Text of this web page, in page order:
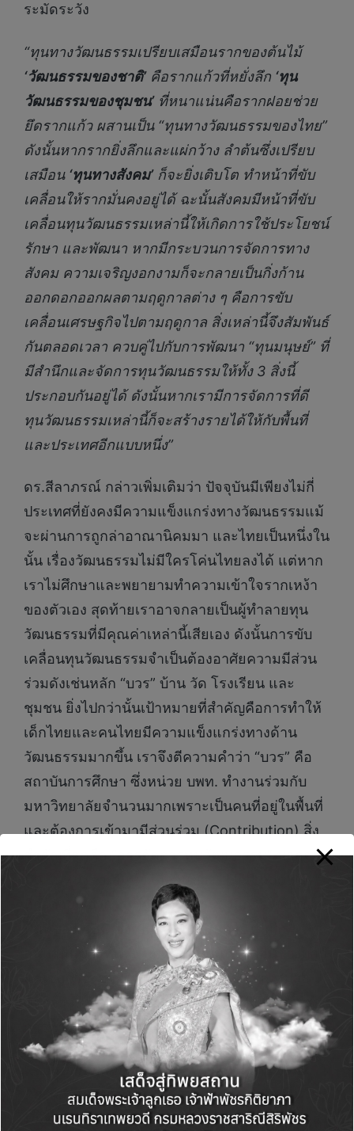
ระมัดระวัง
“ทุนทางวัฒนธรรมเปรียบเสมือนรากของต้นไม้
‘วัฒนธรรมของชาติ’คือรากแก้วที่หยั่งลึก ‘ทุน
วัฒนธรรมของชุมชน’ที่หนาแน่นคือรากฝอยช่วย
ยึดรากแก้ว ผสานเป็น “ทุนทางวัฒนธรรมของไทย”
ดังนั้นหากรากยิ่งลึกและแผ่กว้าง ลำต้นซึ่งเปรียบ
เสมือน ‘ทุนทางสังคม’ก็จะยิ่งเติบโต ทำหน้าที่ขับ
เคลื่อนให้รากมั่นคงอยู่ได้ ฉะนั้นสังคมมีหน้าที่ขับ
เคลื่อนทุนวัฒนธรรมเหล่านี้ให้เกิดการใช้ประโยชน์
รักษา และพัฒนา หากมีกระบวนการจัดการทาง
สังคม ความเจริญงอกงามก็จะกลายเป็นกิ่งก้าน
ออกดอกออกผลตามฤดูกาลต่าง ๆ คือการขับ
เคลื่อนเศรษฐกิจไปตามฤดูกาล สิ่งเหล่านี้จึงสัมพันธ์
กันตลอดเวลา ควบคู่ไปกับการพัฒนา “ทุนมนุษย์” ที่
มีสำนึกและจัดการทุนวัฒนธรรมให้ทั้ง 3 สิ่งนี้
ประกอบกันอยู่ได้ ดังนั้นหากเรามีการจัดการที่ดี
ทุนวัฒนธรรมเหล่านี้ก็จะสร้างรายได้ให้กับพื้นที่
และประเทศอีกแบบหนึ่ง”
ดร.สีลาภรณ์ กล่าวเพิ่มเติมว่า ปัจจุบันมีเพียงไม่กี่
ประเทศที่ยังคงมีความแข็งแกร่งทางวัฒนธรรมแม้
จะผ่านการถูกล่าอาณานิคมมา และไทยเป็นหนึ่งใน
นั้น เรื่องวัฒนธรรมไม่มีใครโค่นไทยลงได้ แต่หาก
เราไม่ศึกษาและพยายามทำความเข้าใจรากเหง้า
ของตัวเอง สุดท้ายเราอาจกลายเป็นผู้ทำลายทุน
วัฒนธรรมที่มีคุณค่าเหล่านี้เสียเอง ดังนั้นการขับ
เคลื่อนทุนวัฒนธรรมจำเป็นต้องอาศัยความมีส่วน
ร่วมดังเช่นหลัก “บวร” บ้าน วัด โรงเรียน และ
ชุมชน ยิ่งไปกว่านั้นเป้าหมายที่สำคัญคือการทำให้
เด็กไทยและคนไทยมีความแข็งแกร่งทางด้าน
วัฒนธรรมมากขึ้น เราจึงตีความคำว่า “บวร” คือ
สถาบันการศึกษา ซึ่งหน่วย บพท. ทำงานร่วมกับ
มหาวิทยาลัยจำนวนมากเพราะเป็นคนที่อยู่ในพื้นที่
และต้องการเข้ามามีส่วนร่วม (Contribution) สิ่ง
สำคัญที่สุดคือ “การจัดการทุนวัฒนธรรม” นอกจาก
นั้น ในหนังสือเล่มนี้ยังมีส่วนของ “Methodology”
ที่ว่าด้วยเรื่องการเข้าถึงด้วยกระบวนการวิจัยเชิง
พื้นที่ของ ABC ซึ่งเป็นอีกหนึ่งงานภายใต้การ
สนับสนุนของหน่วย บพท. แม้ส่วนนี้จะค่อนข้างยาก
แต่เชื่อว่าจะช่วยให้คนทำงานเข้าใจความหมาย
ของคำว่า ‘กลไกความยั่งยืน’ ได้ตั้งแต่วันแรกของ
การทำเรื่องนี้
“สิ่งนี้เป็นเอกลักษณ์ของหน่วย บพท. ที่สามารถ
ทำให้เกิดความยั่งยืนได้ด้วยกลไกที่เป็นของคนใน
พื้นที่ ซึ่งเป็นเรื่องที่ไม่ง่ายสำหรับนักวิชาการที่อาจ